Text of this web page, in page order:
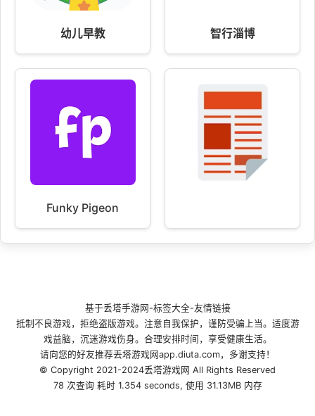
幼儿早教 智行淄博
Funky Pigeon
基于丢塔手游网 -标签大全-友情链接
抵制不良游戏，拒绝盗版游戏。注意自我保护，谨防受骗上当。适度游
戏益脑，沉迷游戏伤身。合理安排时间，享受健康生活。
请向您的好友推荐丢塔游戏网app.diuta.com，多谢支持！
© Copyright 2021-2024丢塔游戏网 All Rights Reserved
78 次查询 耗时 1.354 seconds, 使用 31.13MB 内存